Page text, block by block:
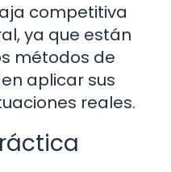
competitiva
ya que están
métodos de
aplicar sus
reales.